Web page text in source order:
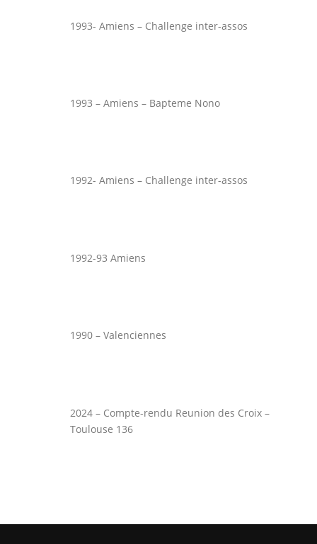
1993- Amiens – Challenge inter-assos
1993 – Amiens – Bapteme Nono
1992- Amiens – Challenge inter-assos
1992-93 Amiens
1990 – Valenciennes
2024 – Compte-rendu Reunion des Croix –
Toulouse 136